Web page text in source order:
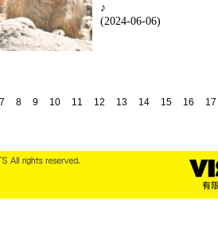
♪
(2024-06-06)
7 8 9 10 11 12 13 14 15 16 17